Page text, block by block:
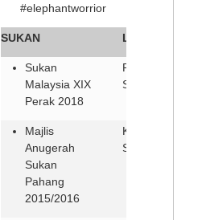
#elephantworrior
SUKAN Lokasi / Tarikh
Sukan
Malaysia XIX
Perak 2018
Perak (9-22
September
Majlis
Anugerah
Sukan
Pahang
2015/2016
Kuantan (27
September